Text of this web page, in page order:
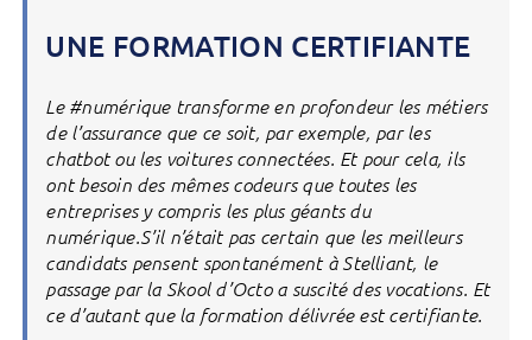
UNE FORMATION CERTIFIANTE
Le #numérique transforme en profondeur les métiers
de l’assurance que ce soit, par exemple, par les
chatbot ou les voitures connectées. Et pour cela, ils
ont besoin des mêmes codeurs que toutes les
entreprises y compris les plus géants du
numérique.S’il n’était pas certain que les meilleurs
candidats pensent spontanément à Stelliant, le
passage par la Skool d’Octo a suscité des vocations. Et
ce d’autant que la formation délivrée est certifiante.